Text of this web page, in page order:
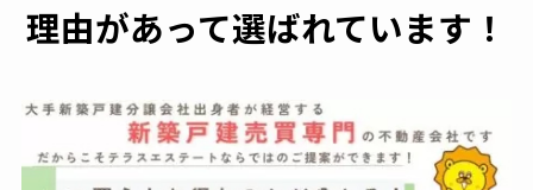
理由があって選ばれています！